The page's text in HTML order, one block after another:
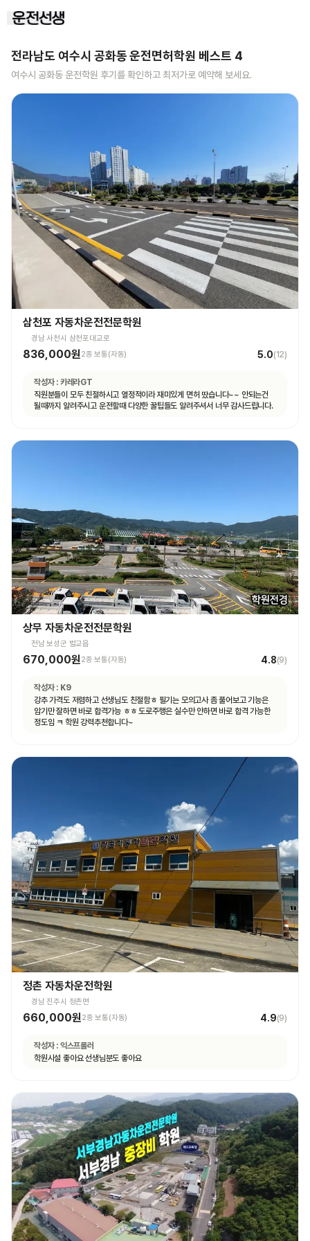
전라남도 여수시 공화동운전면허학원 베스트 4
여수시 공화동 운전학원 후기를 확인하고 최저가로 예약해 보세요.
삼천포 자동차운전전문학원
경남 사천시 삼천포대교로
836,000원 2종 보통(자동) 5.0(12)
작성자 : 카레라GT
직원분들이 모두 친절하시고 열정적이라 재미있게 면허 땄습니다~~ 안되는건
될때까지 알려주시고 운전할때 다양한 꿀팁들도 알려주셔서 너무 감사드립니다.
상무 자동차운전전문학원
전남 보성군 벌교읍
670,000원2종 보통(자동) 4.8(9)
작성자 : K9
강추 가격도 저렴하고 선생님도 친절함ㅎ 필기는 모의고사 좀 풀어보고 기능은
암기만 잘하면 바로 합격가능 ㅎㅎ 도로주행은 실수만 안하면 바로 합격 가능한
정도임 ㅋ 학원 강력추천합니다~
정촌 자동차운전학원
경남 진주시 정촌면
660,000원 2종 보통(자동) 4.9(9)
작성자 : 익스프롤러
학원시설 좋아요 선생님분도 좋아요